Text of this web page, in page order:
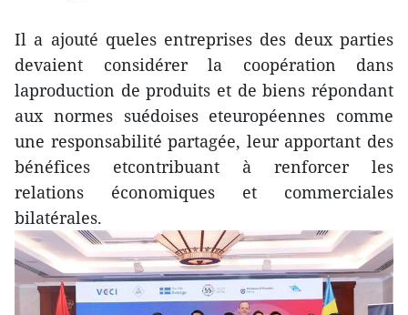
Il a ajouté queles entreprises des deux parties
devaient considérer la coopération dans
laproduction de produits et de biens répondant
aux normes suédoises eteuropéennes comme
une responsabilité partagée, leur apportant des
bénéfices etcontribuant à renforcer les
relations économiques et commerciales
bilatérales.